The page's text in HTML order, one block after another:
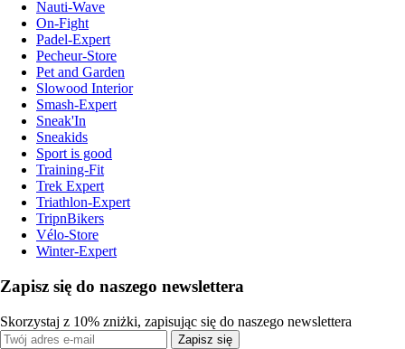
Nauti-Wave
On-Fight
Padel-Expert
Pecheur-Store
Pet and Garden
Slowood Interior
Smash-Expert
Sneak'In
Sneakids
Sport is good
Training-Fit
Trek Expert
Triathlon-Expert
TripnBikers
Vélo-Store
Winter-Expert
Zapisz się do naszego newslettera
Skorzystaj z 10% zniżki, zapisując się do naszego newslettera
Zapisz się